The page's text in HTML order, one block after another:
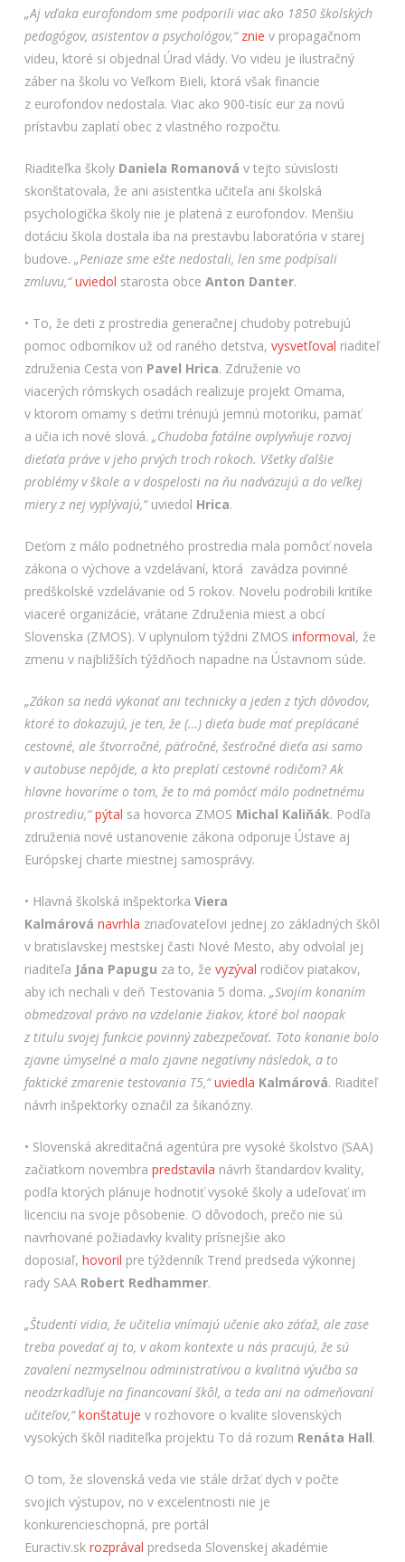
„Aj vďaka eurofondom sme podporili viac ako 1850 školských
pedagógov, asistentov a psychológov,“ znie v propagačnom
videu, ktoré si objednal Úrad vlády. Vo videu je ilustračný
záber na školu vo Veľkom Bieli, ktorá však financie
z eurofondov nedostala. Viac ako 900-tisíc eur za novú
prístavbu zaplatí obec z vlastného rozpočtu.
Riaditeľka školy Daniela Romanová v tejto súvislosti
skonštatovala, že ani asistentka učiteľa ani školská
psychologička školy nie je platená z eurofondov. Menšiu
dotáciu škola dostala iba na prestavbu laboratória v starej
budove. „Peniaze sme ešte nedostali, len sme podpísali
zmluvu,“ uviedol starosta obce Anton Danter.
• To, že deti z prostredia generačnej chudoby potrebujú
pomoc odborníkov už od raného detstva, vysvetľoval riaditeľ
združenia Cesta von Pavel Hrica. Združenie vo
viacerých rómskych osadách realizuje projekt Omama,
v ktorom omamy s deťmi trénujú jemnú motoriku, pamäť
a učia ich nové slová. „Chudoba fatálne ovplyvňuje rozvoj
dieťaťa práve v jeho prvých troch rokoch. Všetky ďalšie
problémy v škole a v dospelosti na ňu nadväzujú a do veľkej
miery z nej vyplývajú,“uviedol Hrica.
Deťom z málo podnetného prostredia mala pomôcť novela
zákona o výchove a vzdelávaní, ktorá zavádza povinné
predškolské vzdelávanie od 5 rokov. Novelu podrobili kritike
viaceré organizácie, vrátane Združenia miest a obcí
Slovenska (ZMOS). V uplynulom týždni ZMOS informoval, že
zmenu v najbližších týždňoch napadne na Ústavnom súde.
„Zákon sa nedá vykonať ani technicky a jeden z tých dôvodov,
ktoré to dokazujú, je ten, že (…) dieťa bude mať preplácané
cestovné, ale štvorročné, päťročné, šesťročné dieťa asi samo
v autobuse nepôjde, a kto preplatí cestovné rodičom? Ak
hlavne hovoríme o tom, že to má pomôcť málo podnetnému
prostrediu,“ pýtal sa hovorca ZMOS Michal Kaliňák. Podľa
združenia nové ustanovenie zákona odporuje Ústave aj
Európskej charte miestnej samosprávy.
• Hlavná školská inšpektorka Viera
Kalmárová navrhla zriaďovateľovi jednej zo základných škôl
v bratislavskej mestskej časti Nové Mesto, aby odvolal jej
riaditeľa Jána Papugu za to, že vyzýval rodičov piatakov,
aby ich nechali v deň Testovania 5 doma. „Svojím konaním
obmedzoval právo na vzdelanie žiakov, ktoré bol naopak
z titulu svojej funkcie povinný zabezpečovať. Toto konanie bolo
zjavne úmyselné a malo zjavne negatívny následok, a to
faktické zmarenie testovania T5,“ uviedla Kalmárová. Riaditeľ
návrh inšpektorky označil za šikanózny.
• Slovenská akreditačná agentúra pre vysoké školstvo (SAA)
začiatkom novembra predstavila návrh štandardov kvality,
podľa ktorých plánuje hodnotiť vysoké školy a udeľovať im
licenciu na svoje pôsobenie. O dôvodoch, prečo nie sú
navrhované požiadavky kvality prísnejšie ako
doposiaľ, hovoril pre týždenník Trend predseda výkonnej
rady SAA Robert Redhammer.
„Študenti vidia, že učitelia vnímajú učenie ako záťaž, ale zase
treba povedať aj to, v akom kontexte u nás pracujú, že sú
zavalení nezmyselnou administratívou a kvalitná výučba sa
neodzrkadľuje na financovaní škôl, a teda ani na odmeňovaní
učiteľov,“ konštatuje v rozhovore o kvalite slovenských
vysokých škôl riaditeľka projektu To dá rozum Renáta Hall.
O tom, že slovenská veda vie stále držať dych v počte
svojich výstupov, no v excelentnosti nie je
konkurencieschopná, pre portál
Euractiv.sk rozprával predseda Slovenskej akadémie